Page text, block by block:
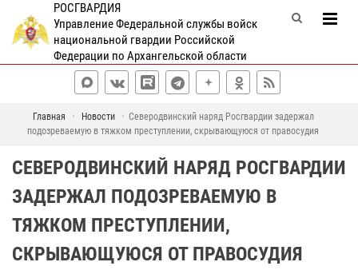
РОСГВАРДИЯ
Управление Федеральной службы войск
национальной гвардии Российской
Федерации по Архангельской области
Главная Новости
Северодвинский наряд Росгвардии задержал
подозреваемую в тяжком преступлении, скрывающуюся от правосудия
СЕВЕРОДВИНСКИЙ НАРЯД РОСГВАРДИИ
ЗАДЕРЖАЛ ПОДОЗРЕВАЕМУЮ В
ТЯЖКОМ ПРЕСТУПЛЕНИИ,
СКРЫВАЮЩУЮСЯ ОТ ПРАВОСУДИЯ